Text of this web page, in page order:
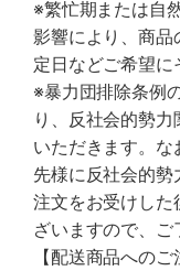
※繁忙期または自
影響により、商品
定日などご希望に
※暴力団排除条例
り、反社会的勢
いただきます。
先様に反社会的
注文をお受けし
ざいますので、ご
【配送商品へのご